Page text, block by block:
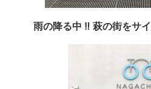
雨の降る中 ‼︎ 萩の街をサ